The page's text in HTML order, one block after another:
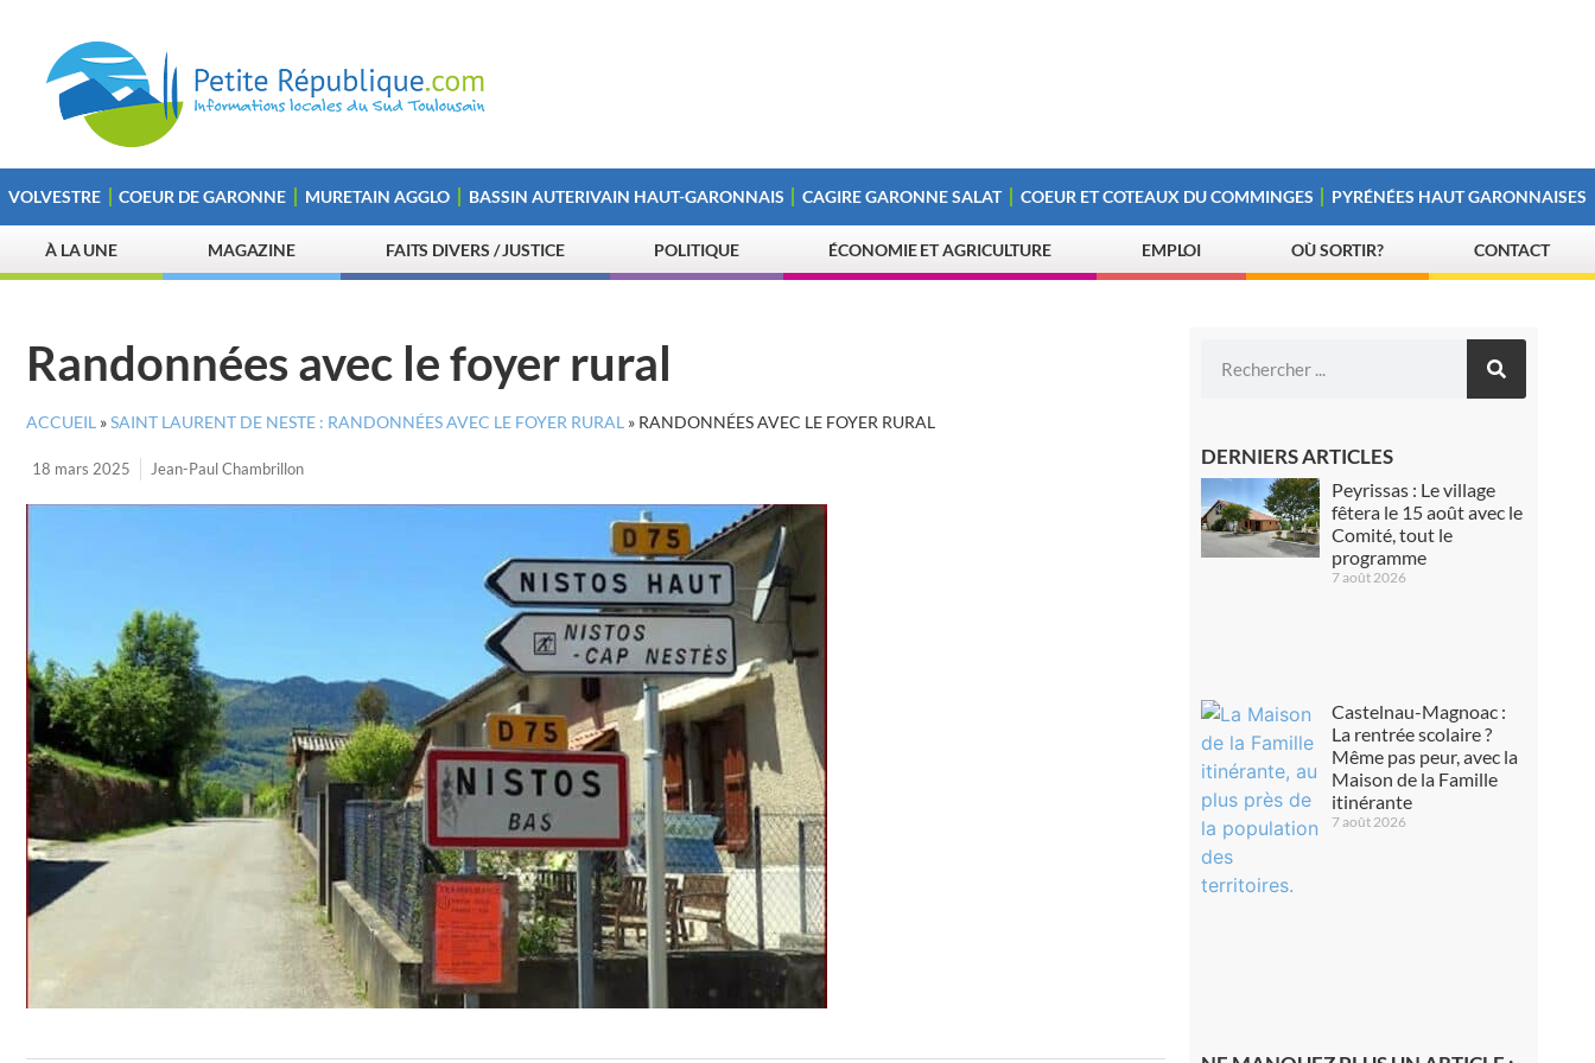
VOLVESTRE COEUR DE GARONNE MURETAIN AGGLO BASSIN AUTERIVAIN HAUT-GARONNAIS CAGIRE GARONNE SALAT COEUR ET COTEAUX DU COMMINGES PYRÉNÉES HAUT GARONNAISES
À LA UNE MAGAZINE FAITS DIVERS / JUSTICE POLITIQUE ÉCONOMIE ET AGRICULTURE EMPLOI OÙ SORTIR? CONTACT
Randonnées avec le foyer rural
ACCUEIL »SAINT LAURENT DE NESTE : RANDONNÉES AVEC LE FOYER RURAL » RANDONNÉES AVEC LE FOYER RURAL
18 mars 2025 Jean-Paul Chambrillon DERNIERS ARTICLES
Peyrissas : Le village
fêtera le 15 août avec le
Comité, tout le
programme
7 août 2026
Castelnau-Magnoac :
La rentrée scolaire ?
Même pas peur, avec la
Maison de la Famille
itinérante
7 août 2026